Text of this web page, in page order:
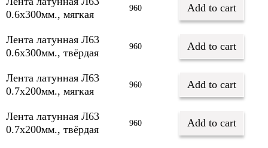
0.6х300мм., мягкая
960 Add to cart
Лента латунная Л63
0.6х300мм., твёрдая
960 Add to cart
Лента латунная Л63
0.7х200мм., мягкая
960 Add to cart
Лента латунная Л63
0.7х200мм., твёрдая
960 Add to cart